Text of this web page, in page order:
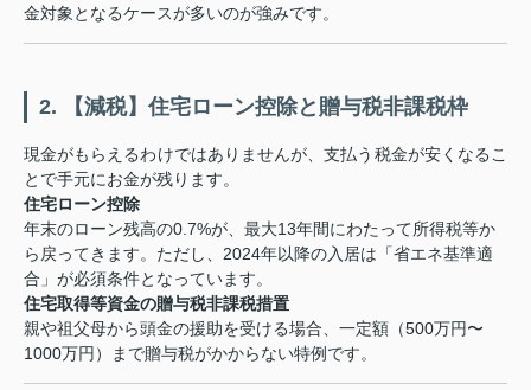
金対象となるケースが多いのが強みです。
2. 【減税】住宅ローン控除と贈与税非課税枠
現金がもらえるわけではありませんが、支払う税金が安くなるこ
とで手元にお金が残ります。
住宅ローン控除
年末のローン残高の0.7%が、最大13年間にわたって所得税等か
ら戻ってきます。ただし、2024年以降の入居は「省エネ基準適
合」が必須条件となっています。
住宅取得等資金の贈与税非課税措置
親や祖父母から頭金の援助を受ける場合、一定額（500万円〜
1000万円）まで贈与税がかからない特例です。